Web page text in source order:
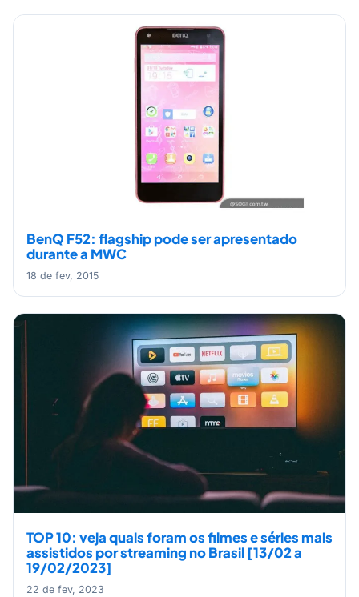
BenQ F52: flagship pode ser apresentado
durante a MWC
18 de fev, 2015
TOP 10: veja quais foram os filmes e séries mais
assistidos por streaming no Brasil [13/02 a
19/02/2023]
22 de fev, 2023